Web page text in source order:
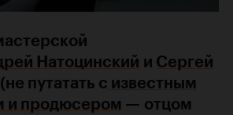
Натоцинский и Сергей
(не путатать с известным
и продюсером — отцом